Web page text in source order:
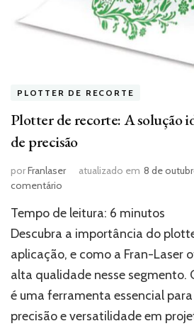
PLOTTER DE RECORTE
Plotter de recorte: A solução
de precisão
porFranlaser atualizado em 8 de
comentário
de
recorte:
solução
ideal
projetos
de
Tempo de leitura: 6 minutos
Descubra a importância do
aplicação, e como a Fran-Laser
alta qualidade nesse segmento.
é uma ferramenta essencial
precisão e versatilidade em